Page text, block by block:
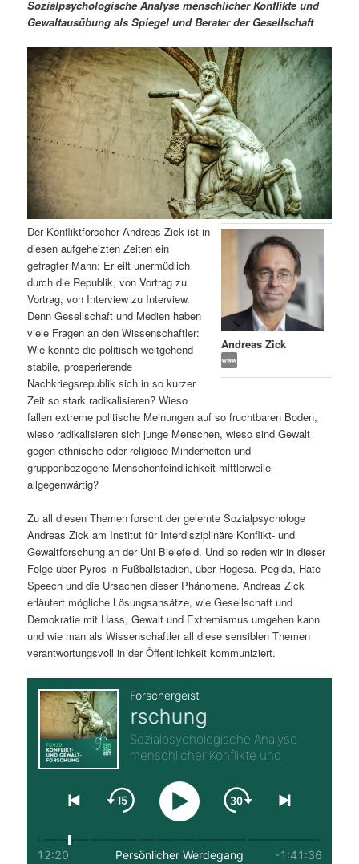
r
e
n
I
n
l
t
s
p
r
i
n
g
e
n
d
ä
r
e
n
h
a
l
t
s
p
r
i
n
g
e
n
n
a
a
t
i
o
n
Sozialpsychologische Analyse menschlicher Konflikte und
Gewaltausübung als Spiegel und Berater der Gesellschaft
Andreas Zick
Der Konfliktforscher Andreas Zick ist in
diesen aufgeheizten Zeiten ein
gefragter Mann: Er eilt unermüdlich
durch die Republik, von Vortrag zu
Vortrag, von Interview zu Interview.
Denn Gesellschaft und Medien haben
viele Fragen an den Wissenschaftler:
Wie konnte die politisch weitgehend
stabile, prosperierende
Nachkriegsrepublik sich in so kurzer
Zeit so stark radikalisieren? Wieso
fallen extreme politische Meinungen auf so fruchtbaren Boden,
wieso radikalisieren sich junge Menschen, wieso sind Gewalt
gegen ethnische oder religiöse Minderheiten und
gruppenbezogene Menschenfeindlichkeit mittlerweile
allgegenwärtig?
Zu all diesen Themen forscht der gelernte Sozialpsychologe
Andreas Zick am Institut für Interdisziplinäre Konflikt- und
Gewaltforschung an der Uni Bielefeld. Und so reden wir in dieser
Folge über Pyros in Fußballstadien, über Hogesa, Pegida, Hate
Speech und die Ursachen dieser Phänomene. Andreas Zick
erläutert mögliche Lösungsansätze, wie Gesellschaft und
Demokratie mit Hass, Gewalt und Extremismus umgehen kann
und wie man als Wissenschaftler all diese sensiblen Themen
verantwortungsvoll in der Öffentlichkeit kommuniziert.